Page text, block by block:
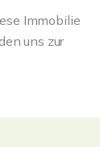
Immobilie
uns zur